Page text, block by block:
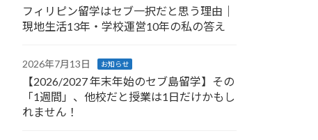
フィリピン留学はセブ一択だと思う理由｜
現地生活13年・学校運営10年の私の答え
2026年7月13日 お知らせ
【2026/2027 年末年始のセブ島留学】その
「1週間」、他校だと授業は1日だけかもし
れません！